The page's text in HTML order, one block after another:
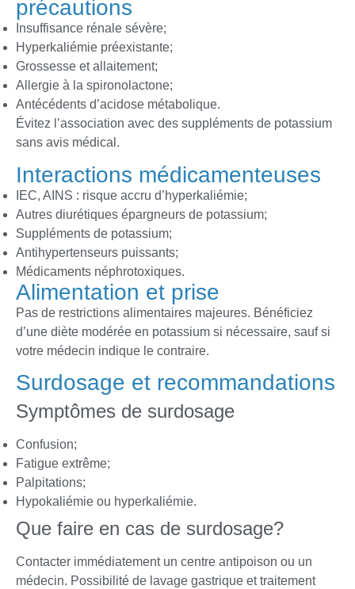
précautions
Insuffisance rénale sévère;
Hyperkaliémie préexistante;
Grossesse et allaitement;
Allergie à la spironolactone;
Antécédents d’acidose métabolique.
Évitez l’association avec des suppléments de potassium
sans avis médical.
Interactions médicamenteuses
IEC, AINS : risque accru d’hyperkaliémie;
Autres diurétiques épargneurs de potassium;
Suppléments de potassium;
Antihypertenseurs puissants;
Médicaments néphrotoxiques.
Alimentation et prise
Pas de restrictions alimentaires majeures. Bénéficiez
d’une diète modérée en potassium si nécessaire, sauf si
votre médecin indique le contraire.
Surdosage et recommandations
Symptômes de surdosage
Confusion;
Fatigue extrême;
Palpitations;
Hypokaliémie ou hyperkaliémie.
Que faire en cas de surdosage?
Contacter immédiatement un centre antipoison ou un
médecin. Possibilité de lavage gastrique et traitement